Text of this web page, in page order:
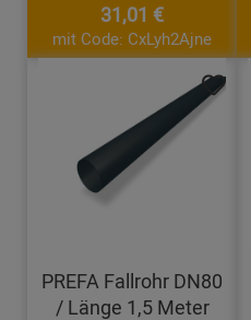
31,01 €
mit Code: CxLyh2Ajne
PREFA Fallrohr DN80
/ Länge 1,5 Meter